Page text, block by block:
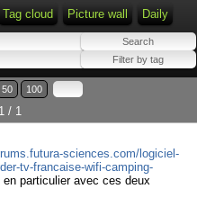
Tag cloud Picture wall Daily
50 100
/ 1
sciences.com/logiciel-
tv-francaise-wifi-camping-
en particulier avec ces deux